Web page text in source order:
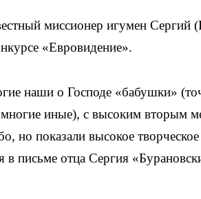
миссионер игумен Сергий
«Евровидение».
наши о Господе «бабушки»
иные), с высоким вторым
но показали высокое
в письме отца Сергия